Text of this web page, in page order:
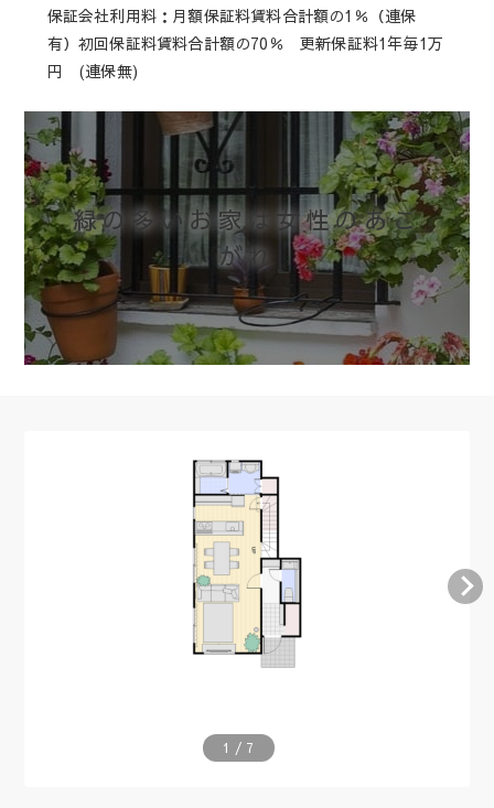
保証会社利用料：月額保証料賃料合計額の1％（連保
有）初回保証料賃料合計額の70％ 更新保証料1年毎1万
円 (連保無)
緑の多いお家は女性のあこ
がれ
1 / 7